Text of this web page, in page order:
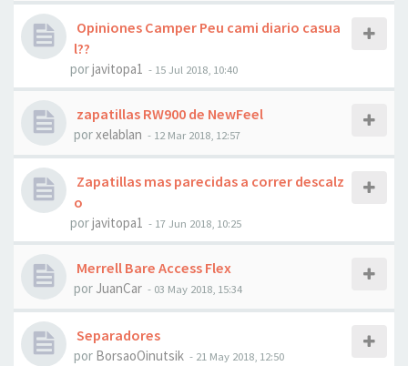
Opiniones Camper Peu cami diario casua
l??
porjavitopa1 - 15 Jul 2018, 10:40
zapatillas RW900 de NewFeel
porxelablan - 12 Mar 2018, 12:57
Zapatillas mas parecidas a correr descalz
o
porjavitopa1 - 17 Jun 2018, 10:25
Merrell Bare Access Flex
por JuanCar - 03 May 2018, 15:34
Separadores
por BorsaoOinutsik - 21 May 2018, 12:50